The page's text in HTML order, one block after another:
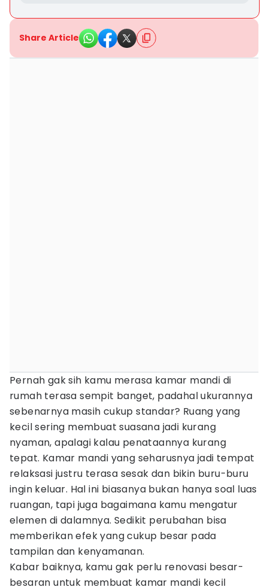
Share Article
Pernah gak sih kamu merasa kamar mandi di
rumah terasa sempit banget, padahal ukurannya
sebenarnya masih cukup standar? Ruang yang
kecil sering membuat suasana jadi kurang
nyaman, apalagi kalau penataannya kurang
tepat. Kamar mandi yang seharusnya jadi tempat
relaksasi justru terasa sesak dan bikin buru-buru
ingin keluar. Hal ini biasanya bukan hanya soal luas
ruangan, tapi juga bagaimana kamu mengatur
elemen di dalamnya. Sedikit perubahan bisa
memberikan efek yang cukup besar pada
tampilan dan kenyamanan.
Kabar baiknya, kamu gak perlu renovasi besar-
besaran untuk membuat kamar mandi kecil